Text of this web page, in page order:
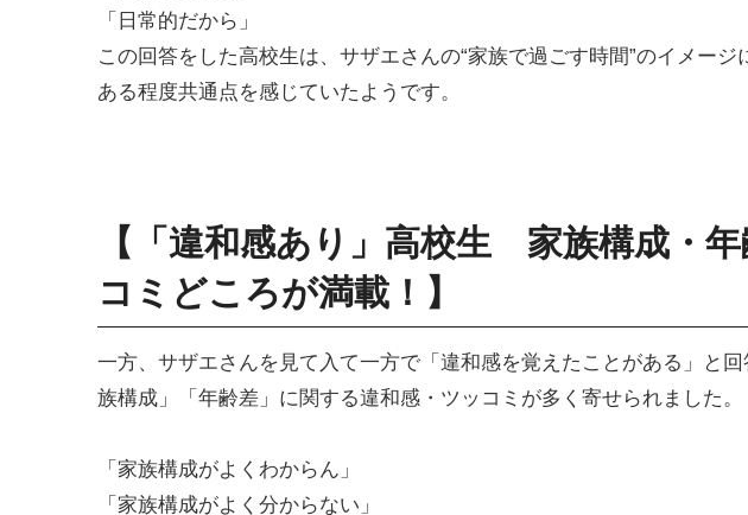
「日常的だから」
この回答をした高校生は、サザエさんの“家族で過ごす時間”のイメージ
ある程度共通点を感じていたようです。
【「違和感あり」高校生 家族構成・
コミどころが満載！】
一方、サザエさんを見て入て一方で「違和感を覚えたことがある」と
族構成」「年齢差」に関する違和感・ツッコミが多く寄せられました。
「家族構成がよくわからん」
「家族構成がよく分からない」